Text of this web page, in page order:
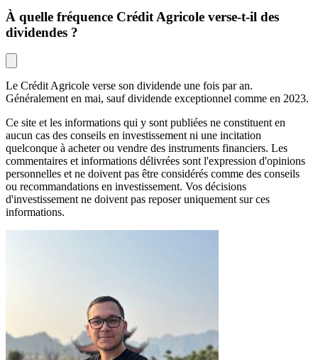
À quelle fréquence Crédit Agricole verse-t-il des
dividendes ?
Le Crédit Agricole verse son dividende une fois par an.
Généralement en mai, sauf dividende exceptionnel comme en 2023.
Ce site et les informations qui y sont publiées ne constituent en
aucun cas des conseils en investissement ni une incitation
quelconque à acheter ou vendre des instruments financiers. Les
commentaires et informations délivrées sont l'expression d'opinions
personnelles et ne doivent pas être considérés comme des conseils
ou recommandations en investissement. Vos décisions
d'investissement ne doivent pas reposer uniquement sur ces
informations.